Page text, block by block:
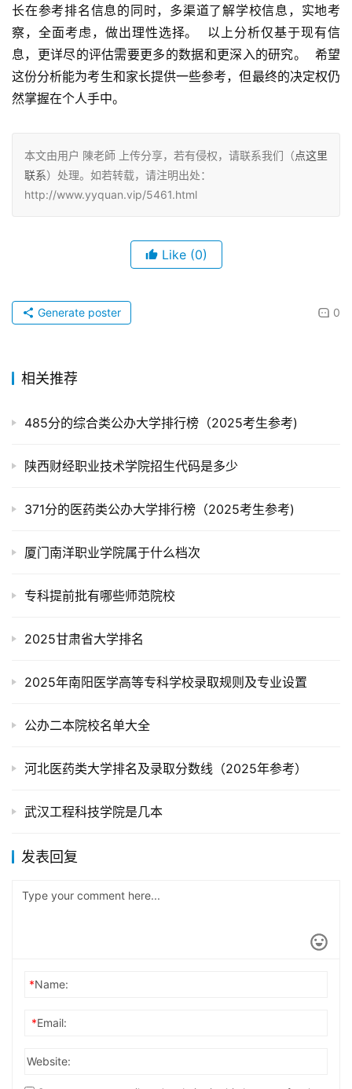
长在参考排名信息的同时，多渠道了解学校信息，实地考
察，全面考虑，做出理性选择。  以上分析仅基于现有信
息，更详尽的评估需要更多的数据和更深入的研究。  希望
这份分析能为考生和家长提供一些参考，但最终的决定权仍
然掌握在个人手中。
本文由用户 陳老師 上传分享，若有侵权，请联系我们（点这里
联系）处理。如若转载，请注明出处：
http://www.yyquan.vip/5461.html
Like (0)
0
Generate poster
相关推荐
485分的综合类公办大学排行榜（2025考生参考)
陕西财经职业技术学院招生代码是多少
371分的医药类公办大学排行榜（2025考生参考)
厦门南洋职业学院属于什么档次
专科提前批有哪些师范院校
2025甘肃省大学排名
2025年南阳医学高等专科学校录取规则及专业设置
公办二本院校名单大全
河北医药类大学排名及录取分数线（2025年参考）
武汉工程科技学院是几本
发表回复
*Name:
*Email:
Website: